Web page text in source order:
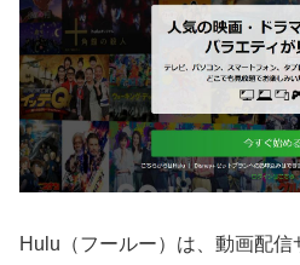
Hulu（フールー）は、動画配